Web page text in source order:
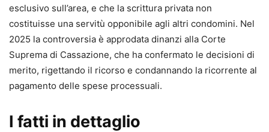
esclusivo sull’area, e che la scrittura privata non
costituisse una servitù opponibile agli altri condomini. Nel
2025 la controversia è approdata dinanzi alla Corte
Suprema di Cassazione, che ha confermato le decisioni di
merito, rigettando il ricorso e condannando la ricorrente al
pagamento delle spese processuali.
I fatti in dettaglio